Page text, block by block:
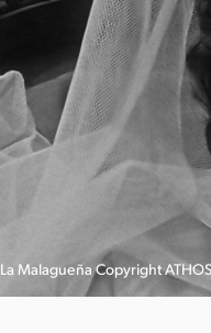
La Malagueña Copyright ATHOS